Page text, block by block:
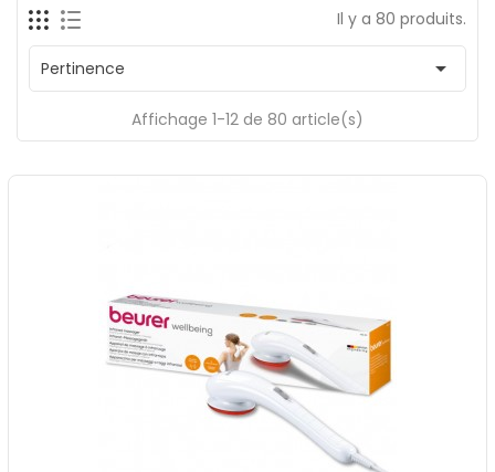
Il y a 80 produits.
Pertinence 
Affichage 1-12 de 80 article(s)